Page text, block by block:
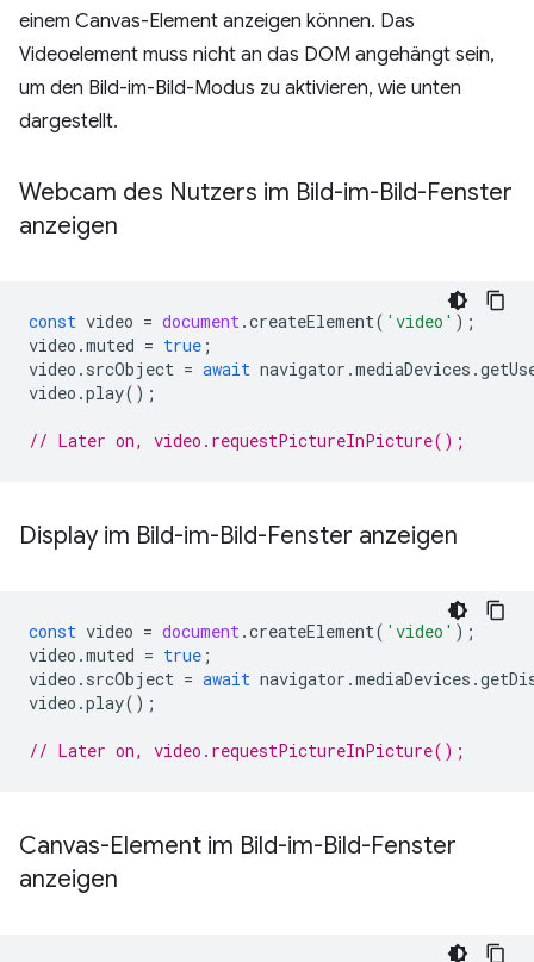
einem Canvas-Element anzeigen können. Das
Videoelement muss nicht an das DOM angehängt sein,
um den Bild-im-Bild-Modus zu aktivieren, wie unten
dargestellt.
Webcam des Nutzers im Bild-im-Bild-Fenster
anzeigen
const video = document.createElement( 'video' );
video .muted = true ;
video . srcObject = await navigator .mediaDevices .
video .play();
// Later on, video.requestPictureInPicture();
Display im Bild-im-Bild-Fenster anzeigen
const video = document.createElement( 'video' );
video .muted = true ;
video . srcObject = await navigator .mediaDevices .
video .play();
// Later on, video.requestPictureInPicture();
Canvas-Element im Bild-im-Bild-Fenster
anzeigen